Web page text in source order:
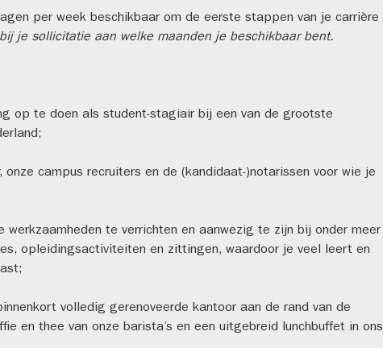
per week beschikbaar om de eerste stappen van je carrière
je sollicitatie aan welke maanden je beschikbaar bent.
op te doen als student-stagiair bij een van de grootste
campus recruiters en de (kandidaat-)notarissen voor wie je
te verrichten en aanwezig te zijn bij onder meer
opleidingsactiviteiten en zittingen, waardoor je veel leert en
volledig gerenoveerde kantoor aan de rand van de
en thee van onze barista’s en een uitgebreid lunchbuffet in ons